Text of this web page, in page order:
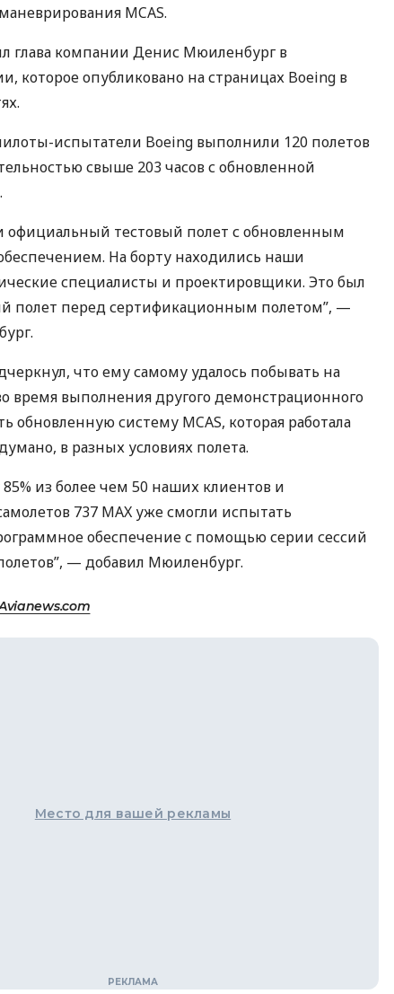
ПУТЕВОДИТЕЛИ ПО
MCAS.
глава компании Денис Мюиленбург в
которое опубликовано на страницах Boeing в
испытатели Boeing выполнили 120 полетов
свыше 203 часов с обновленной
.
тестовый полет с обновленным
На борту находились наши
специалисты и проектировщики. Это был
полет перед сертификационным полетом”, —
что ему самому удалось побывать на
время выполнения другого демонстрационного
обновленную систему MCAS, которая работала
в разных условиях полета.
из более чем 50 наших клиентов и
737 MAX уже смогли испытать
обеспечение с помощью серии сессий
— добавил Мюиленбург.
Место для вашей рекламы